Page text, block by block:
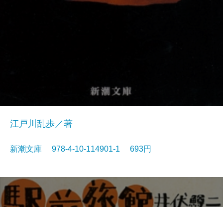
江戸川乱歩／著
新潮文庫 978-4-10-114901-1 693円